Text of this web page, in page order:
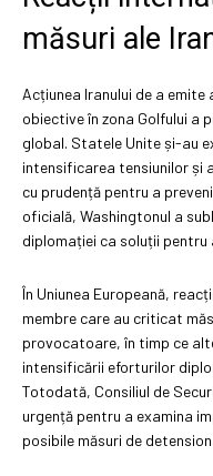
măsuri ale
Acțiunea Iranului de a
obiective în zona Golfului a
global. Statele Unite și-au
intensificarea tensiunilor și
cu prudență pentru a
oficială, Washingtonul a
diplomației ca soluții pentru
În Uniunea Europeană,
membre care au criticat
provocatoare, în timp ce
intensificării eforturilor
Totodată, Consiliul de
urgență pentru a examina
posibile măsuri de